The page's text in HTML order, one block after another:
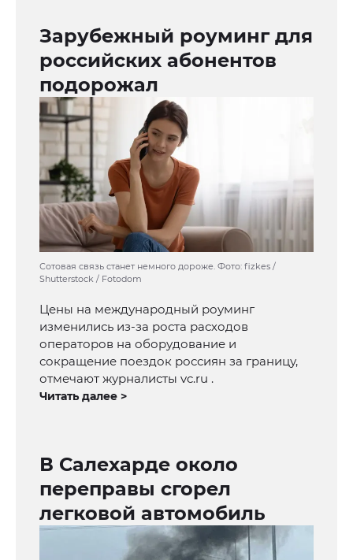
Зарубежный роуминг для
российских абонентов
подорожал
Сотовая связь станет немного дороже. Фото: fizkes /
Shutterstock / Fotodom
Цены на международный роуминг
изменились из-за роста расходов
операторов на оборудование и
сокращение поездок россиян за границу,
отмечают журналисты vc.ru .
Читать далее >
В Салехарде около
переправы сгорел
легковой автомобиль